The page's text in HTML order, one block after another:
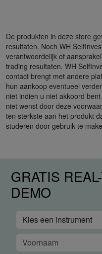
De produkten in deze store
resultaten. Noch WH
verantwoordelijk of
trading resultaten. WH
contact brengt met andere
hun aankoop eventueel
niet indien u niet akkoord
niet wenst door deze
ten sterkste aan het produkt
studeren door gebruik te
GRATIS
DEMO